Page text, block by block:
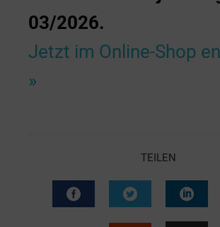
03/2026.
Jetzt im Online-Shop
»
TEILEN